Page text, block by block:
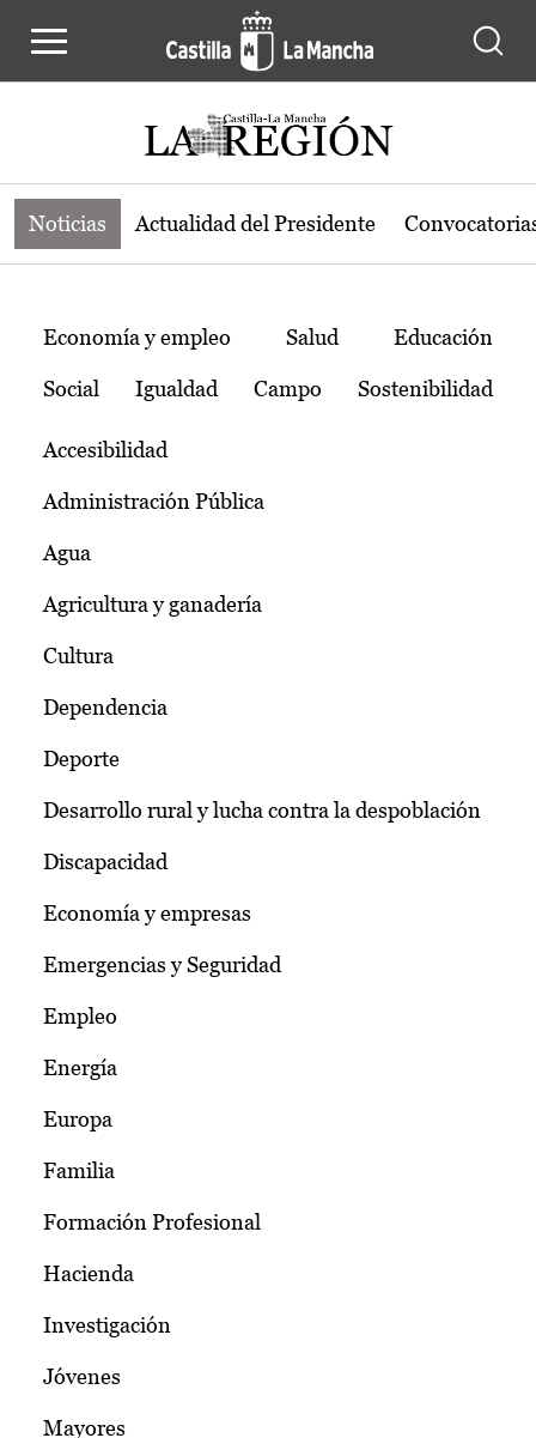
Noticias de la región de Castilla-La
Noticias Actualidad del Presidente
Temas
Economía y empleo Salud Educación
Social Igualdad Campo Sostenibilidad
Accesibilidad
Administración Pública
Agua
Agricultura y ganadería
Cultura
Dependencia
Deporte
Desarrollo rural y lucha contra la despoblación
Discapacidad
Economía y empresas
Emergencias y Seguridad
Empleo
Energía
Europa
Familia
Formación Profesional
Hacienda
Investigación
Jóvenes
Mayores